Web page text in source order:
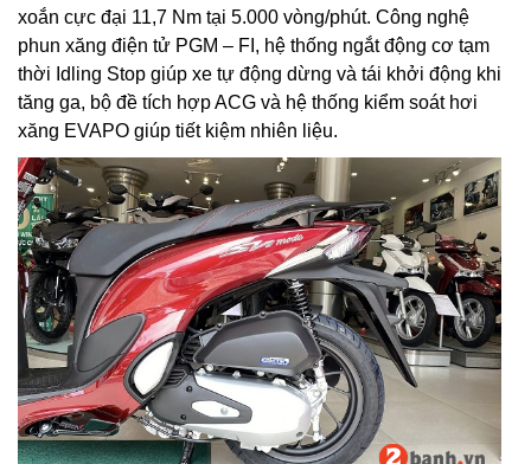
xoắn cực đại 11,7 Nm tại 5.000 vòng/phút. Công nghệ
phun xăng điện tử PGM – FI, hệ thống ngắt động cơ tạm
thời Idling Stop giúp xe tự động dừng và tái khởi động khi
tăng ga, bộ đề tích hợp ACG và hệ thống kiểm soát hơi
xăng EVAPO giúp tiết kiệm nhiên liệu.